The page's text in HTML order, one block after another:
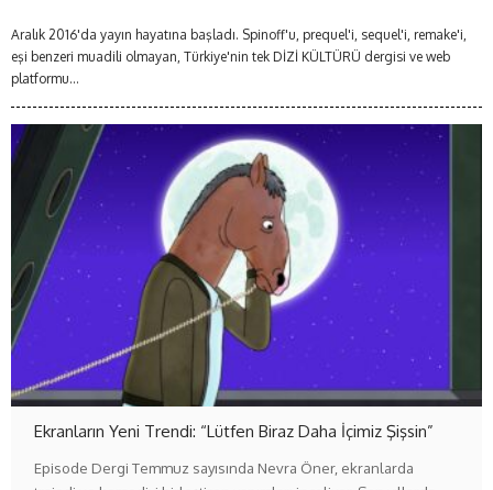
Aralık 2016'da yayın hayatına başladı. Spinoff'u, prequel'i, sequel'i, remake'i,
eşi benzeri muadili olmayan, Türkiye'nin tek DİZİ KÜLTÜRÜ dergisi ve web
platformu...
Ekranların Yeni Trendi: “Lütfen Biraz Daha İçimiz Şişsin”
Episode Dergi Temmuz sayısında Nevra Öner, ekranlarda